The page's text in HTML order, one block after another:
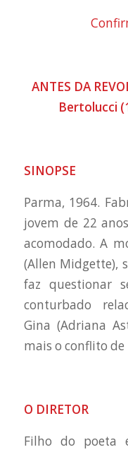
ANTES DA
Bertolucci
SINOPSE
Parma, 1964.
jovem de 22
acomodado. A
(Allen Midgette),
faz questionar
conturbado
Gina (Adriana
mais o conflito de
O DIRETOR
Filho do poeta